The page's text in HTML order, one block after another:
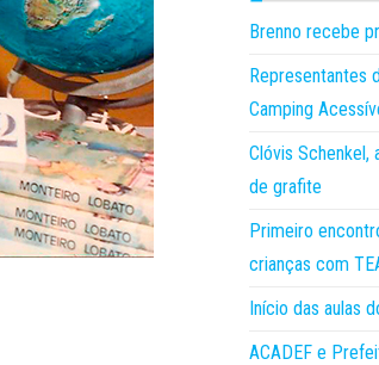
Brenno recebe
Representantes
Camping
Clóvis Schenkel,
de grafite
Primeiro
crianças com
Início das aulas
ACADEF e